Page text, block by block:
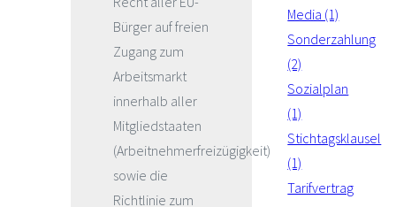
Bürger auf freien
Zugang zum
Arbeitsmarkt
innerhalb aller
Mitgliedstaaten
(Arbeitnehmerfreizügigkeit)
sowie die
Richtlinie zum
Media (1)
Sonderzahlung
(2)
Sozialplan
(1)
Stichtagsklausel
(1)
Tarifvertrag